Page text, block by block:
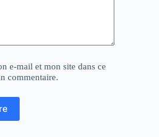
e-mail et mon site dans ce
commentaire.